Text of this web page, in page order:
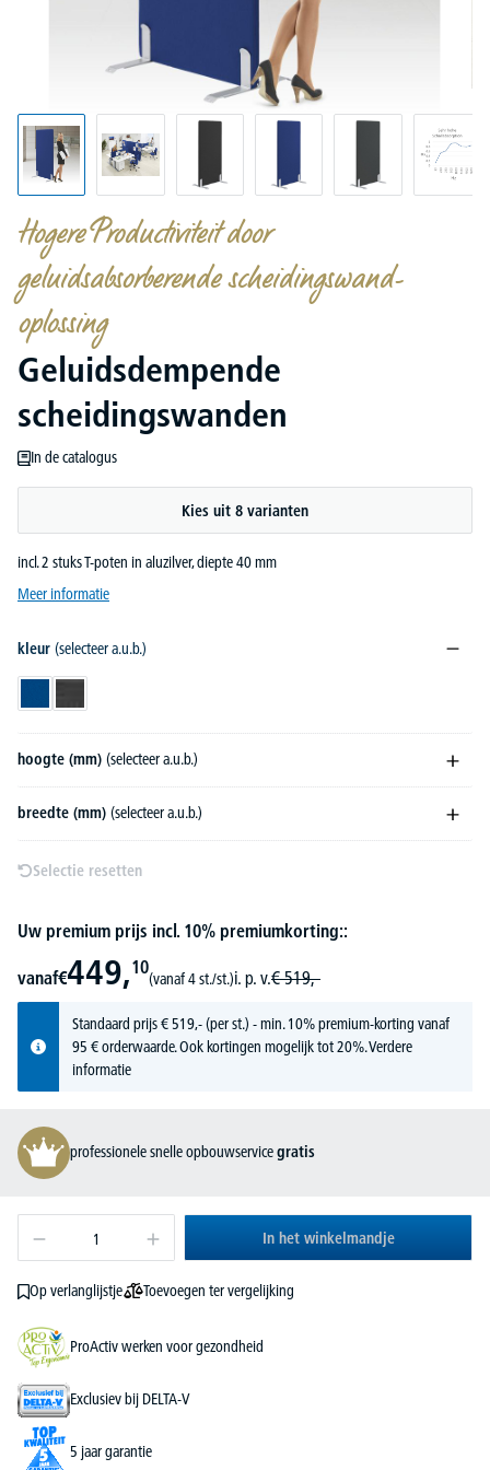
Hogere Productiviteit door
geluidsabsorberende scheidingswand-
oplossing
Geluidsdempende
scheidingswanden
In de catalogus
Kies uit 8 varianten
incl. 2 stuks T-poten in aluzilver, diepte 40 mm
Meer informatie
kleur (selecteer a.u.b.)
hoogte (mm) (selecteer a.u.b.)
breedte (mm) (selecteer a.u.b.)
Selectie resetten
Uw premium prijs incl. 10% premiumkorting::
vanaf€449,10
(vanaf 4 st./st.)i. p. v.€ 519,-
Standaard prijs€ 519,-(per st.) - min. 10% premium-korting vanaf
95 € orderwaarde. Ook kortingen mogelijk tot 20%.Verdere
informatie
professionele snelle opbouwservicegratis
In het winkelmandje
Op verlanglijstje Toevoegen ter vergelijking
ProActiv werken voor gezondheid
Exclusiev bij DELTA-V
5 jaar garantie